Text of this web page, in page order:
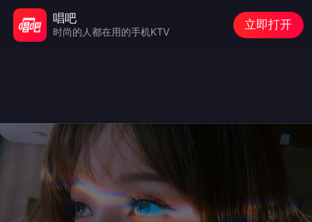
唱吧
时尚的人都在用的手机KTV
立即打开